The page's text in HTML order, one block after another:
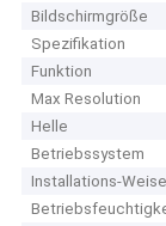
Bildschirmgröße
Spezifikation
Funktion
Max Resolution
Helle
Betriebssystem
Installations-Weise